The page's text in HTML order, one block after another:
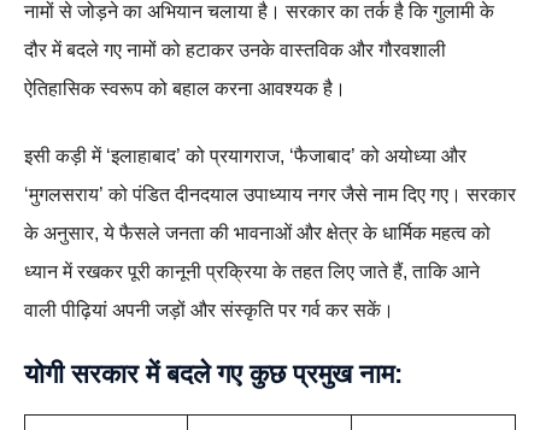
नामों से जोड़ने का अभियान चलाया है। सरकार का तर्क है कि गुलामी के
दौर में बदले गए नामों को हटाकर उनके वास्तविक और गौरवशाली
ऐतिहासिक स्वरूप को बहाल करना आवश्यक है।
इसी कड़ी में ‘इलाहाबाद’ को प्रयागराज, ‘फैजाबाद’ को अयोध्या और
‘मुगलसराय’ को पंडित दीनदयाल उपाध्याय नगर जैसे नाम दिए गए। सरकार
के अनुसार, ये फैसले जनता की भावनाओं और क्षेत्र के धार्मिक महत्व को
ध्यान में रखकर पूरी कानूनी प्रक्रिया के तहत लिए जाते हैं, ताकि आने
वाली पीढ़ियां अपनी जड़ों और संस्कृति पर गर्व कर सकें।
योगी सरकार में बदले गए कुछ प्रमुख नाम: